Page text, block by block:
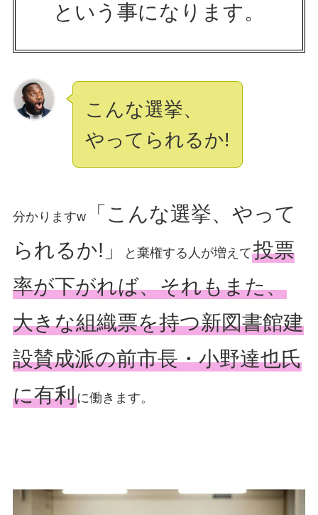
という事になります。
こんな選挙、
やってられるか!
分かりますw「こんな選挙、やって
られるか!」
と棄権する人が増えて投票
率が下がれば、それもまた、
大きな組織票を持つ新図書館建
設賛成派の前市長・小野達也氏
に有利に働きます。